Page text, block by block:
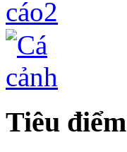
Tiêu điểm